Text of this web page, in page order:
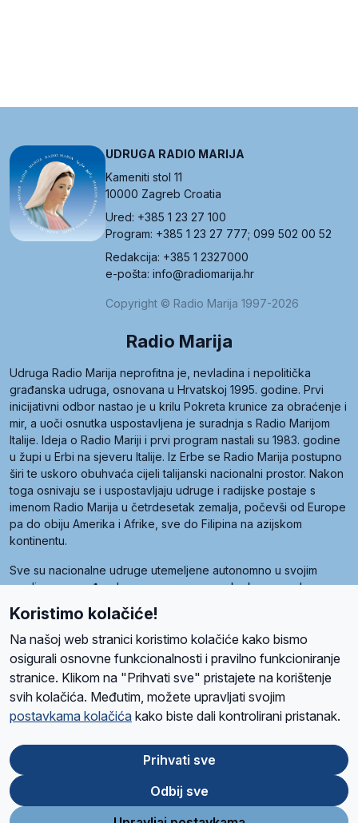
UDRUGA RADIO MARIJA
Kameniti stol 11
10000 Zagreb Croatia
Ured: +385 1 23 27 100
Program: +385 1 23 27 777; 099 502 00 52
Redakcija: +385 1 2327000
e-pošta: info@radiomarija.hr
Copyright © Radio Marija 1997-2026
Radio Marija
Udruga Radio Marija neprofitna je, nevladina i nepolitička
građanska udruga, osnovana u Hrvatskoj 1995. godine. Prvi
inicijativni odbor nastao je u krilu Pokreta krunice za obraćenje i
mir, a uoči osnutka uspostavljena je suradnja s Radio Marijom
Italije. Ideja o Radio Mariji i prvi program nastali su 1983. godine
u župi u Erbi na sjeveru Italije. Iz Erbe se Radio Marija postupno
širi te uskoro obuhvaća cijeli talijanski nacionalni prostor. Nakon
toga osnivaju se i uspostavljaju udruge i radijske postaje s
imenom Radio Marija u četrdesetak zemalja, počevši od Europe
pa do obiju Amerika i Afrike, sve do Filipina na azijskom
kontinentu.
Sve su nacionalne udruge utemeljene autonomno u svojim
zemljama, a međusobna su povezane preko krovne udruge
pod nazivom Svjetska obitelj Radio Marije (World Family of
Radio Maria). Svjetsku obitelj utemeljilo je sedam članica, među
kojima je i hrvatska Udruga Radio Marija.
O namaRadio ProgramVolonteriPrijateljiKontaktPravila privatnosti
Ova stranica je zaštićena Google reCAPTCHA sustavom
Store
Google
Play
Koristimo kolačiće!
Na našoj web stranici koristimo kolačiće kako bismo
osigurali osnovne funkcionalnosti i pravilno funkcioniranje
stranice. Klikom na "Prihvati sve" pristajete na korištenje
svih kolačića. Međutim, možete upravljati svojim
postavkama kolačića kako biste dali kontrolirani pristanak.
Prihvati sve
Odbij sve